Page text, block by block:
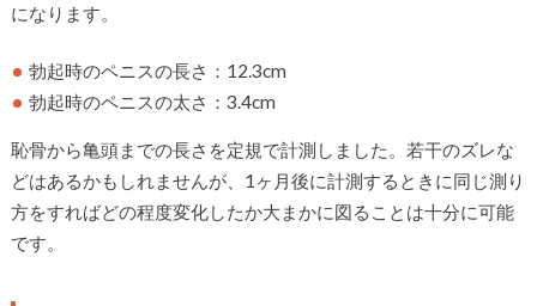
になります。
勃起時のペニスの長さ：12.3cm
勃起時のペニスの太さ：3.4cm
恥骨から亀頭までの長さを定規で計測しました。若干のズレな
どはあるかもしれませんが、1ヶ月後に計測するときに同じ測り
方をすればどの程度変化したか大まかに図ることは十分に可能
です。